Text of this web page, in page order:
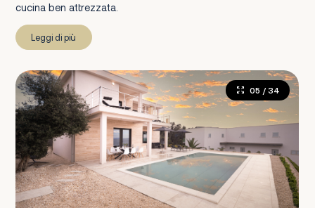
cucina ben attrezzata.
Leggi di più
05 / 34